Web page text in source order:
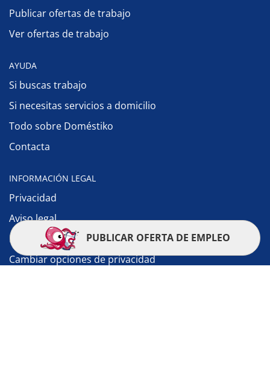
Publicar ofertas de trabajo
Ver ofertas de trabajo
AYUDA
Si buscas trabajo
Si necesitas servicios a domicilio
Todo sobre Doméstiko
Contacta
INFORMACIÓN LEGAL
Privacidad
Aviso legal
Política de cookies
Cambiar opciones de privacidad
PUBLICAR OFERTA DE EMPLEO